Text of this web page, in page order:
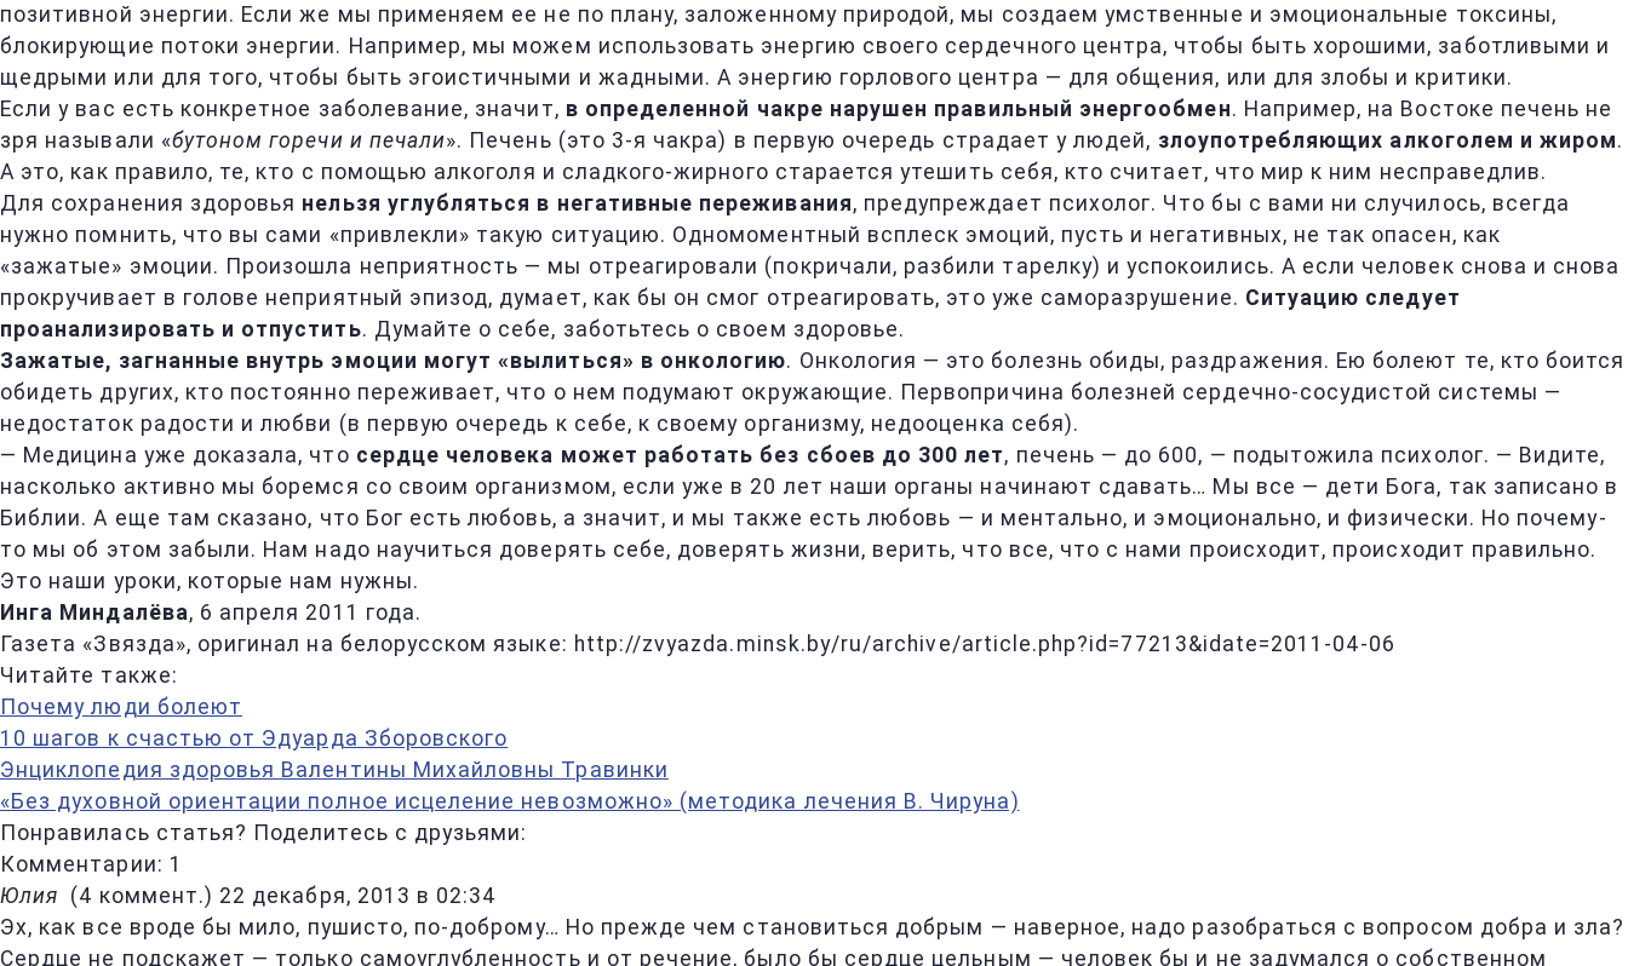
позитивной энергии. Если же мы применяем ее не по плану, заложенному природой, мы создаем умственные и эмоциональные токсины,
блокирующие потоки энергии. Например, мы можем использовать энергию своего сердечного центра, чтобы быть хорошими, заботливыми и
щедрыми или для того, чтобы быть эгоистичными и жадными. А энергию горлового центра — для общения, или для злобы и критики.
Если у вас есть конкретное заболевание, значит, в определенной чакре нарушен правильный энергообмен. Например, на Востоке печень не
зря называли «бутоном горечи и печали». Печень (это 3-я чакра) в первую очередь страдает у людей, злоупотребляющих алкоголем и жиром.
А это, как правило, те, кто с помощью алкоголя и сладкого-жирного старается утешить себя, кто считает, что мир к ним несправедлив.
Для сохранения здоровья нельзя углубляться в негативные переживания, предупреждает психолог. Что бы с вами ни случилось, всегда
нужно помнить, что вы сами «привлекли» такую ситуацию. Одномоментный всплеск эмоций, пусть и негативных, не так опасен, как
«зажатые» эмоции. Произошла неприятность — мы отреагировали (покричали, разбили тарелку) и успокоились. А если человек снова и снова
прокручивает в голове неприятный эпизод, думает, как бы он смог отреагировать, это уже саморазрушение. Ситуацию следует
проанализировать и отпустить. Думайте о себе, заботьтесь о своем здоровье.
Зажатые, загнанные внутрь эмоции могут «вылиться» в онкологию. Онкология — это болезнь обиды, раздражения. Ею болеют те, кто боится
обидеть других, кто постоянно переживает, что о нем подумают окружающие. Первопричина болезней сердечно-сосудистой системы —
недостаток радости и любви (в первую очередь к себе, к своему организму, недооценка себя).
— Медицина уже доказала, что сердце человека может работать без сбоев до 300 лет, печень — до 600, — подытожила психолог. — Видите,
насколько активно мы боремся со своим организмом, если уже в 20 лет наши органы начинают сдавать… Мы все — дети Бога, так записано в
Библии. А еще там сказано, что Бог есть любовь, а значит, и мы также есть любовь — и ментально, и эмоционально, и физически. Но почему-
то мы об этом забыли. Нам надо научиться доверять себе, доверять жизни, верить, что все, что с нами происходит, происходит правильно.
Это наши уроки, которые нам нужны.
Инга Миндалёва, 6 апреля 2011 года.
Газета «Звязда», оригинал на белорусском языке: http://zvyazda.minsk.by/ru/archive/article.php?id=77213&idate=2011-04-06
Читайте также:
Почему люди болеют
10 шагов к счастью от Эдуарда Зборовского
Энциклопедия здоровья Валентины Михайловны Травинки
«Без духовной ориентации полное исцеление невозможно» (методика лечения В. Чируна)
Понравилась статья? Поделитесь с друзьями:
Комментарии: 1
Юлия (4 коммент.) 22 декабря, 2013 в 02:34
Эх, как все вроде бы мило, пушисто, по-доброму… Но прежде чем становиться добрым — наверное, надо разобраться с вопросом добра и зла?
Сердце не подскажет — только самоуглубленность и от речение, было бы сердце цельным — человек бы и не задумался о собственном